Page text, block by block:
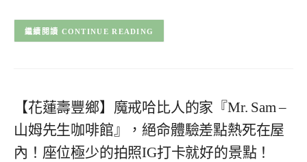
CONTINUE READING
【花蓮壽豐鄉】魔戒哈比人的家『Mr. Sam –
山姆先生咖啡館』，絕命體驗差點熱死在屋
內！座位極少的拍照IG打卡就好的景點！